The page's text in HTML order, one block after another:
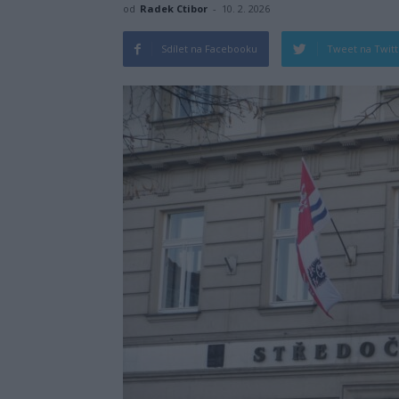
od Radek Ctibor - 10. 2. 2026
Sdílet na Facebooku Tweet na